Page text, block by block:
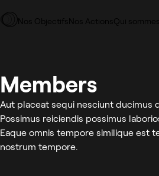
Nos Objectifs Nos Actions Qui
Members
Aut placeat sequi nesciunt ducimus
Possimus reiciendis possimus
Eaque omnis tempore similique est
nostrum tempore.